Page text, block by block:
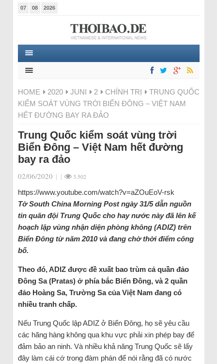
07 08 2026
HOME 2020 JUNI 2 CHÍNH TRỊ
TRUNG QUỐC
KIỂM SOÁT VÙNG TRỜI BIỂN ĐÔNG – VIỆT NAM
HẾT ĐƯỜNG BAY RA ĐẢO
Trung Quốc kiểm soát vùng trời
Biển Đông – Việt Nam hết đường
bay ra đảo
02/06/2020 | | 3.502
https://www.youtube.com/watch?v=aZOuEoV-rsk
Tờ South China Morning Post ngày 31/5 dẫn nguồn
tin quân đội Trung Quốc cho hay nước này đã lên kế
hoạch lập vùng nhận diện phòng không (ADIZ) trên
Biển Đông từ năm 2010 và đang chờ thời điểm công
bố.
Theo đó, ADIZ được đề xuất bao trùm cả quần đảo
Đông Sa (Pratas) ở phía bắc Biển Đông, và 2 quần
đảo Hoàng Sa, Trường Sa của Việt Nam đang có
nhiều tranh chấp.
Nếu Trung Quốc lập ADIZ ở Biển Đông, họ sẽ yêu cầu
các hãng hàng không qua khu vực phải xin phép bay để
đảm bảo an ninh. Và nhiều khả năng Trung Quốc sẽ lấy
đây làm cái cớ trong đàm phán để nói rằng đã có nước